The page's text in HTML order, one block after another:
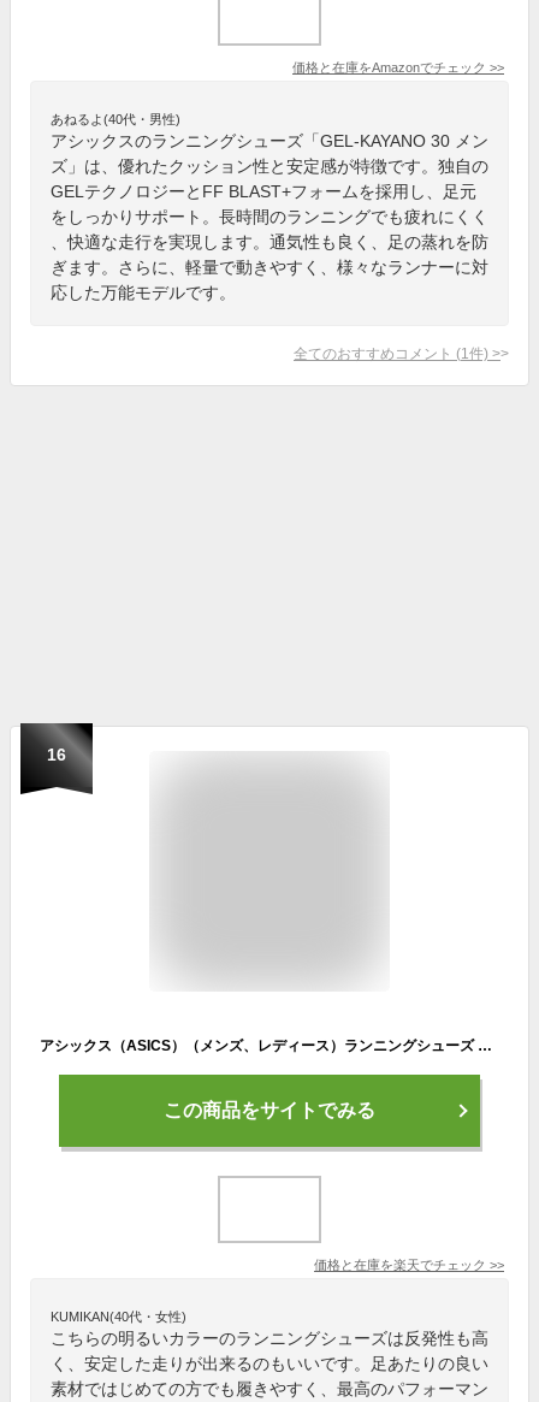
価格と在庫をAmazonでチェック >>
あねるよ(40代・男性)
アシックスのランニングシューズ「GEL-KAYANO 30 メン
ズ」は、優れたクッション性と安定感が特徴です。独自の
GELテクノロジーとFF BLAST+フォームを採用し、足元
をしっかりサポート。長時間のランニングでも疲れにくく
、快適な走行を実現します。通気性も良く、足の蒸れを防
ぎます。さらに、軽量で動きやすく、様々なランナーに対
応した万能モデルです。
全てのおすすめコメント (1 件) >
16
アシックス（ASICS）（メンズ、レディース）ランニングシューズ トレーニングシューズ 部活 S4+ YOGIRI 1013A158.300
この商品をサイトでみる
価格と在庫を楽天でチェック >>
KUMIKAN(40代・女性)
こちらの明るいカラーのランニングシューズは反発性も高
く、安定した走りが出来るのもいいです。足あたりの良い
素材ではじめての方でも履きやすく、最高のパフォーマン